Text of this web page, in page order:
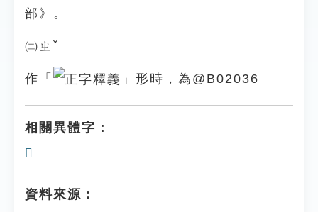
部》。
㈡ㄓˇ
作「 」形時，為@B02036
相關異體字：
𣻞
資料來源：